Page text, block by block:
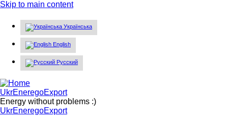
Skip to main content
Українська
English
Русский
UkrEneregoExport
Energy without problems :)
UkrEneregoExport